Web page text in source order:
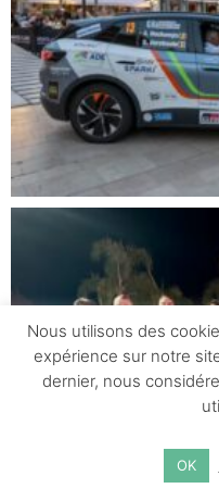
Nous utilisons des
expérience sur notre
dernier, nous
OK